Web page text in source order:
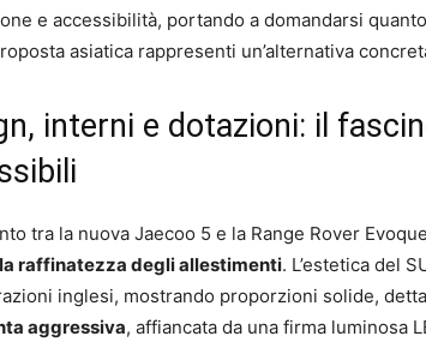
e accessibilità, portando a domandarsi
asiatica rappresenti un’alternativa
interni e dotazioni: il
tra la nuova Jaecoo 5 e la Range Rover
raffinatezza degli allestimenti. L’estetica del
inglesi, mostrando proporzioni solide,
aggressiva, affiancata da una firma luminosa